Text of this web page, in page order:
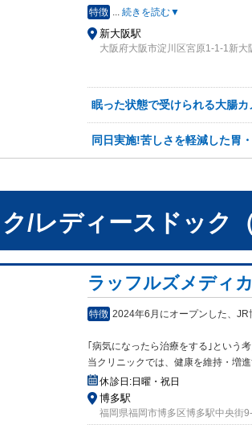
特徴 ... 続きを読む▼
新大阪駅
大阪府大阪市淀川区宮原1-1-1新大
眠った状態で受けられる大腸カ
同日実施!苦しさを軽減した胃
/レディースドック
ラッフルズメディ
特徴 2024年6月にオープンした、JR
｢病気になったら治療をする｣という
当クリニックでは、健康を維持・増
休診日:日曜・祝日
博多駅
福岡県福岡市博多区博多駅中央街